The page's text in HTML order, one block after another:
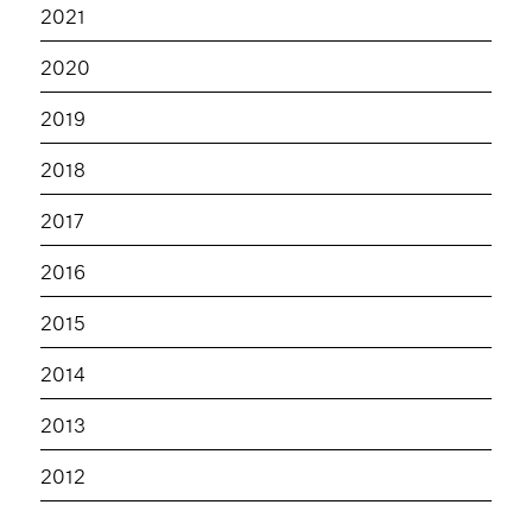
2021
2020
2019
2018
2017
2016
2015
2014
2013
2012